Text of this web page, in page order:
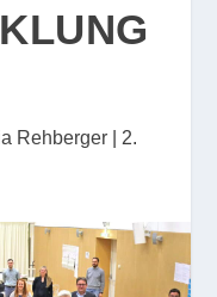
Rehberger
2.